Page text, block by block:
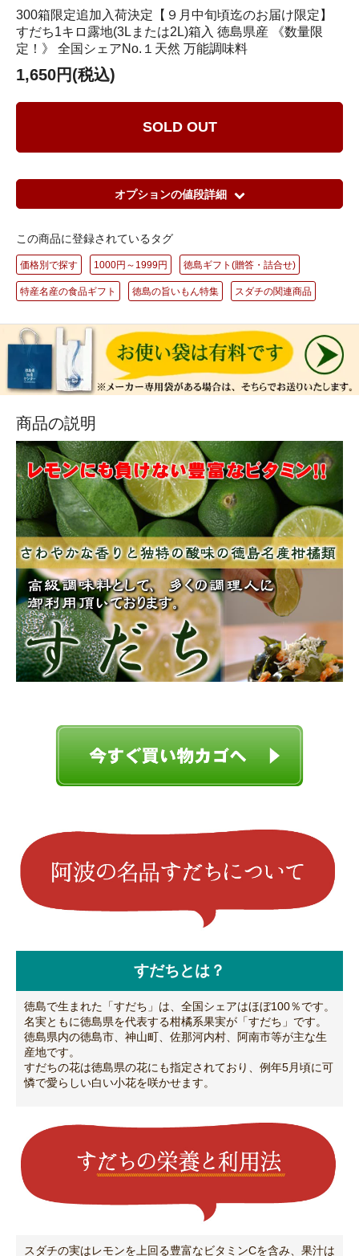
300箱限定追加入荷決定【９月中旬頃迄のお届け限定】
すだち1キロ露地(3Lまたは2L)箱入 徳島県産 《数量限
定！》 全国シェアNo.１天然 万能調味料
1,650円(税込)
SOLD OUT
オプションの値段詳細
この商品に登録されているタグ
価格別で探す 1000円～1999円 徳島ギフト(贈答・詰合せ)
特産名産の食品ギフト 徳島の旨いもん特集 スダチの関連商品
商品の説明
すだちとは？
徳島で生まれた「すだち」は、全国シェアはほぼ100％です。
名実ともに徳島県を代表する柑橘系果実が「すだち」です。
徳島県内の徳島市、神山町、佐那河内村、阿南市等が主な生
産地です。
すだちの花は徳島県の花にも指定されており、例年5月頃に可
憐で愛らしい白い小花を咲かせます。
スダチの実はレモンを上回る豊富なビタミンCを含み、果汁は